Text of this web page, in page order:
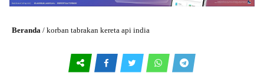
Beranda / korban tabrakan kereta api india